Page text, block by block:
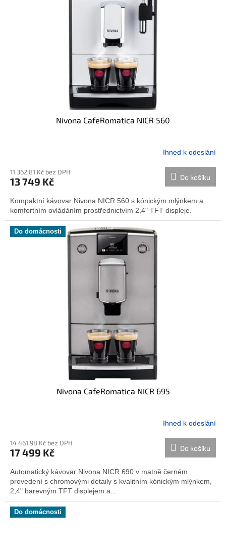
Nivona CafeRomatica NICR 560
produktu
je
z
5
hvězdiček.
Ihned k odeslání
11 362,81 Kč bez DPH
13 749 Kč Do košíku
Kompaktní kávovar Nivona NICR 560 s kónickým mlýnkem a
komfortním ovládáním prostřednictvím 2,4" TFT displeje.
Do domácnosti
Nivona CafeRomatica NICR 695
produktu
je
z
5
hvězdiček.
Ihned k odeslání
14 461,98 Kč bez DPH
17 499 Kč Do košíku
Automatický kávovar Nivona NICR 690 v matně černém
provedení s chromovými detaily s kvalitním kónickým mlýnkem,
2,4" barevným TFT displejem a...
Do domácnosti